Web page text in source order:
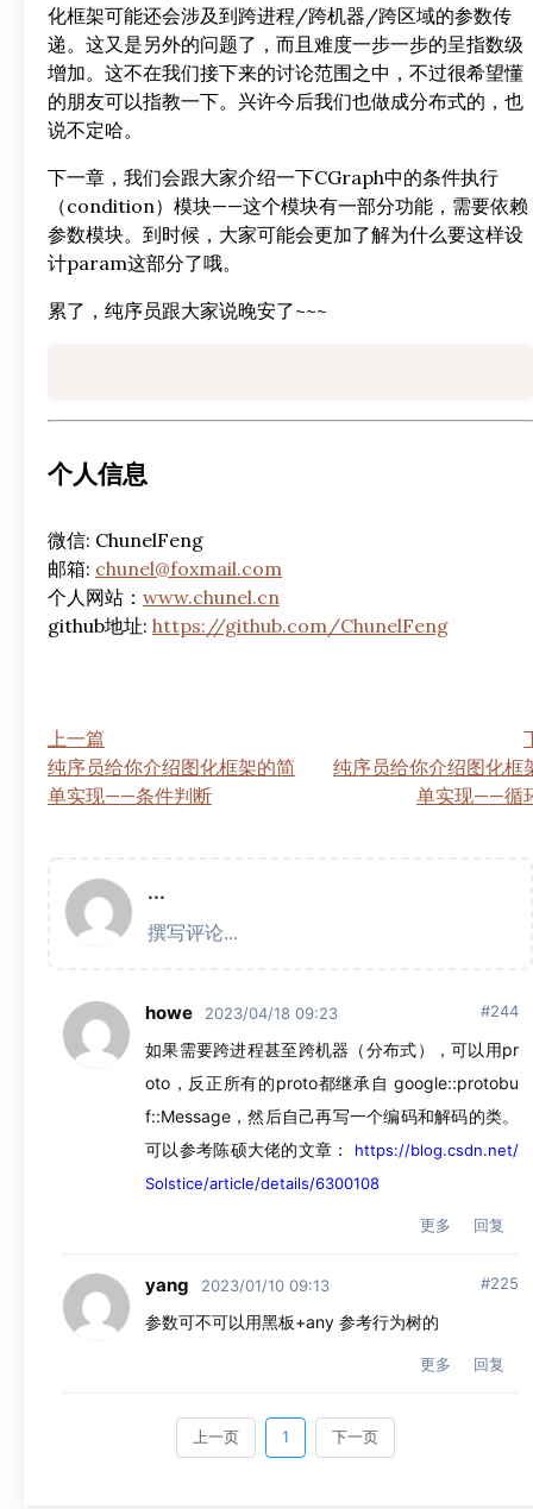
化框架可能还会涉及到跨进程/跨机器/跨区域的参数传
递。这又是另外的问题了，而且难度一步一步的呈指数级
增加。这不在我们接下来的讨论范围之中，不过很希望懂
的朋友可以指教一下。兴许今后我们也做成分布式的，也
说不定哈。
下一章，我们会跟大家介绍一下CGraph中的条件执行
（condition）模块——这个模块有一部分功能，需要依赖
参数模块。到时候，大家可能会更加了解为什么要这样设
计param这部分了哦。
累了，纯序员跟大家说晚安了~~~
个人信息
微信: ChunelFeng
邮箱: chunel@foxmail.com
个人网站： www.chunel.cn
github地址: https://github.com/ChunelFeng
上一篇
纯序员给你介绍图化框架的简
单实现——条件判断
纯序员给你介绍图化框
单实现——循